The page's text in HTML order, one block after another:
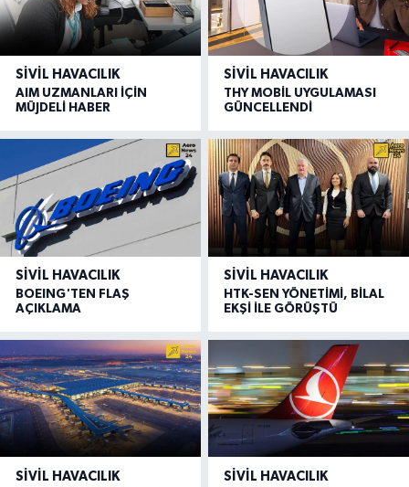
SIVIL HAVACILIK
AIM UZMANLARI İÇİN
MÜJDELİ HABER
SIVIL HAVACILIK
THY MOBİL UYGULAMASI
GÜNCELLENDİ
SIVIL HAVACILIK
BOEING'TEN FLAŞ
AÇIKLAMA
SIVIL HAVACILIK
HTK-SEN YÖNETİMİ, BİLAL
EKŞİ İLE GÖRÜŞTÜ
SIVIL HAVACILIK SIVIL HAVACILIK